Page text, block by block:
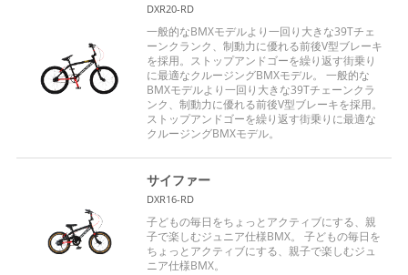
DXR20-RD
一般的なBMXモデルより一回り大きな39Tチェ
ーンクランク、制動力に優れる前後V型ブレーキ
を採用。ストップアンドゴーを繰り返す街乗り
に最適なクルージングBMXモデル。 一般的な
BMXモデルより一回り大きな39Tチェーンクラ
ンク、制動力に優れる前後V型ブレーキを採用。
ストップアンドゴーを繰り返す街乗りに最適な
クルージングBMXモデル。
サイファー
DXR16-RD
子どもの毎日をちょっとアクティブにする、親
子で楽しむジュニア仕様BMX。 子どもの毎日を
ちょっとアクティブにする、親子で楽しむジュ
ニア仕様BMX。